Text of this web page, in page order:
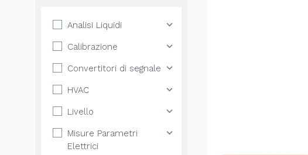
Analisi Liquidi
Calibrazione
Convertitori di segnale
HVAC
Livello
Misure Parametri
Elettrici